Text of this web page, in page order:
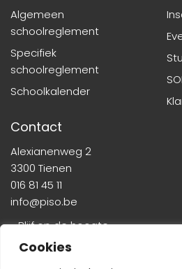
Cookies
Algemeen
schoolreglement
Specifiek
schoolreglement
Schoolkalender
Contact
Alexianenweg 2
3300 Tienen
016 81 45 11
info@piso.be
» Blijf op de hoogte